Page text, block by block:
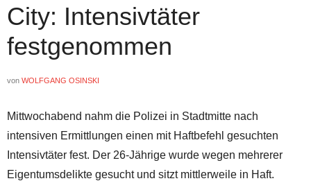
City: Intensivtäter
festgenommen
von WOLFGANG OSINSKI
Mittwochabend nahm die Polizei in Stadtmitte nach
intensiven Ermittlungen einen mit Haftbefehl gesuchten
Intensivtäter fest. Der 26-Jährige wurde wegen mehrerer
Eigentumsdelikte gesucht und sitzt mittlerweile in Haft.